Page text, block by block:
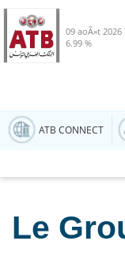
09 aoÃ»t 2026
6.99 %
ATB CONNECT
Le